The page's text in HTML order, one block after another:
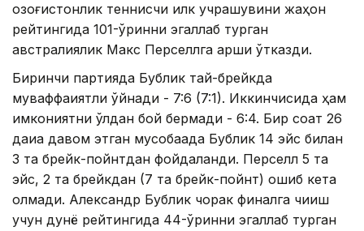
қозоғистонлик теннисчи илк учрашувини жаҳон
рейтингида 101-ўринни эгаллаб турган
австралиялик Макс Перселлга қарши ўтказди.
Биринчи партияда Бублик тай-брейкда
муваффақиятли ўйнади - 7:6 (7:1). Иккинчисида ҳам
имкониятни қўлдан бой бермади - 6:4. Бир соат 26
дақиқа давом этган мусобақада Бублик 14 эйс билан
3 та брейк-пойнтдан фойдаланди. Перcелл 5 та
эйс, 2 та брейкдан (7 та брейк-пойнт) ошиб кета
олмади. Александр Бублик чорак финалга чиқиш
учун дунё рейтингида 44-ўринни эгаллаб турган